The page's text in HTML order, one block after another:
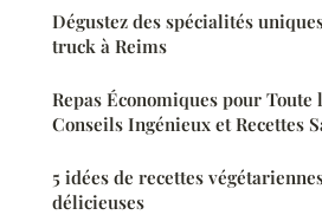
Dégustez des spécialités
truck à Reims
Repas Économiques pour Toute
Conseils Ingénieux et Recettes
5 idées de recettes
délicieuses